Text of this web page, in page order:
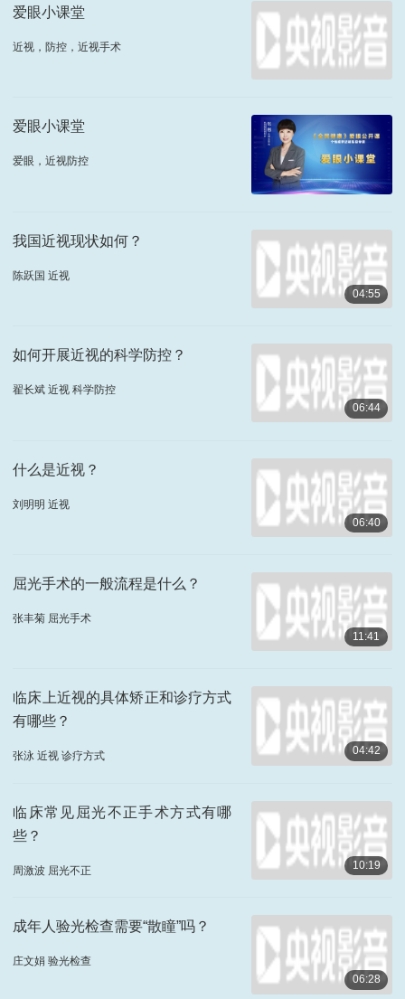
爱眼小课堂
近视，防控，近视手术
爱眼小课堂
爱眼，近视防控
我国近视现状如何？
陈跃国 近视
04:55
如何开展近视的科学防控？
翟长斌 近视 科学防控
06:44
什么是近视？
刘明明 近视
06:40
屈光手术的一般流程是什么？
张丰菊 屈光手术
11:41
临床上近视的具体矫正和诊疗方式
有哪些？
张泳 近视 诊疗方式 04:42
临床常见屈光不正手术方式有哪
些？
周激波 屈光不正 10:19
成年人验光检查需要“散瞳”吗？
庄文娟 验光检查
06:28